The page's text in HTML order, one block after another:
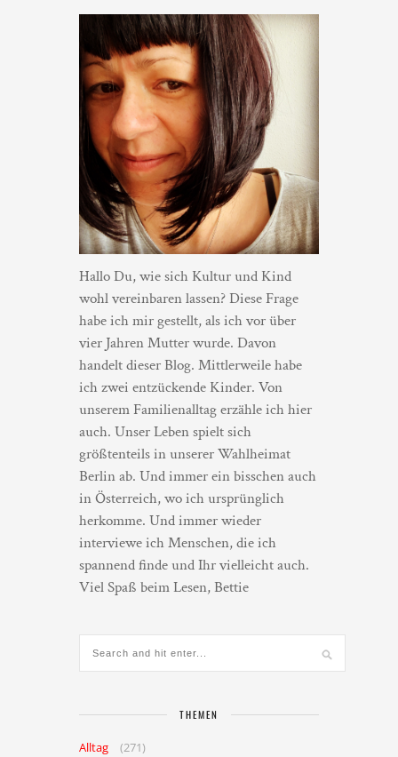
Hallo Du, wie sich Kultur und Kind
wohl vereinbaren lassen? Diese Frage
habe ich mir gestellt, als ich vor über
vier Jahren Mutter wurde. Davon
handelt dieser Blog. Mittlerweile habe
ich zwei entzückende Kinder. Von
unserem Familienalltag erzähle ich hier
auch. Unser Leben spielt sich
größtenteils in unserer Wahlheimat
Berlin ab. Und immer ein bisschen auch
in Österreich, wo ich ursprünglich
herkomme. Und immer wieder
interviewe ich Menschen, die ich
spannend finde und Ihr vielleicht auch.
Viel Spaß beim Lesen, Bettie
THEMEN
Alltag
(271)